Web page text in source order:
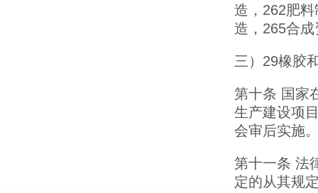
造，262肥
造，265合
三）29橡胶
第十条 国家
生产建设项
会审后实施
第十一条 法
定的从其规